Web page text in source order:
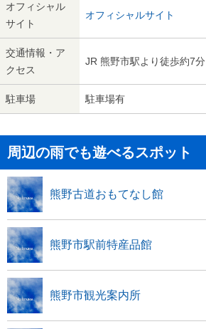
オフィシャル
サイト
オフィシャルサイト
交通情報・ア
クセス
JR 熊野市駅より徒歩約7分
駐車場 駐車場有
周辺の雨でも遊べるスポット
熊野古道おもてなし館
熊野市駅前特産品館
熊野市観光案内所